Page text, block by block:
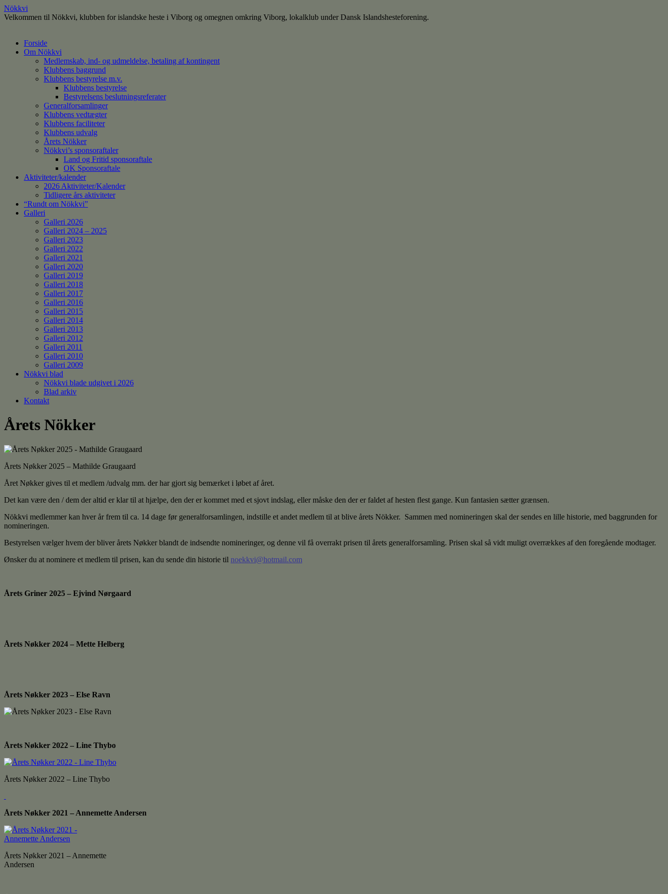
Nökkvi
Velkommen til Nökkvi, klubben for islandske heste i Viborg og omegnen omkring Viborg, lokalklub under Dansk Islandshesteforening.
Hop
Forside
Om Nökkvi
Medlemskab, ind- og udmeldelse, betaling af kontingent
Klubbens baggrund
Klubbens bestyrelse m.v.
Klubbens bestyrelse
Bestyrelsens beslutningsreferater
Generalforsamlinger
Klubbens vedtægter
Klubbens faciliteter
Klubbens udvalg
Årets Nökker
Nökkvi’s sponsoraftaler
Land og Fritid sponsoraftale
OK Sponsoraftale
Aktiviteter/kalender
2026 Aktiviteter/Kalender
Tidligere års aktiviteter
“Rundt om Nökkvi”
Galleri
Galleri 2026
Galleri 2024 – 2025
Galleri 2023
Galleri 2022
Galleri 2021
Galleri 2020
Galleri 2019
Galleri 2018
Galleri 2017
Galleri 2016
Galleri 2015
Galleri 2014
Galleri 2013
Galleri 2012
Galleri 2011
Galleri 2010
Galleri 2009
Nökkvi blad
Nökkvi blade udgivet i 2026
Blad arkiv
Kontakt
Årets Nökker
Årets Nøkker 2025 – Mathilde Graugaard
Året Nøkker gives til et medlem /udvalg mm. der har gjort sig bemærket i løbet af året.
Det kan være den / dem der altid er klar til at hjælpe, den der er kommet med et sjovt indslag, eller måske den der er faldet af hesten flest gange. Kun fantasien sætter grænsen.
Nökkvi medlemmer kan hver år frem til ca. 14 dage før generalforsamlingen, indstille et andet medlem til at blive årets Nökker. Sammen med nomineringen skal der sendes en lille historie, med baggrunden for
nomineringen.
Bestyrelsen vælger hvem der bliver årets Nøkker blandt de indsendte nomineringer, og denne vil få overrakt prisen til årets generalforsamling. Prisen skal så vidt muligt overrækkes af den foregående modtager.
Ønsker du at nominere et medlem til prisen, kan du sende din historie til noekkvi@hotmail.com
Årets Griner 2025 – Ejvind Nørgaard
Årets Nøkker 2024 – Mette Helberg
Årets Nøkker 2023 – Else Ravn
Årets Nøkker 2022 – Line Thybo
Årets Nøkker 2022 – Line Thybo
Årets Nøkker 2021 – Annemette Andersen
Årets Nøkker 2021 – Annemette
Andersen